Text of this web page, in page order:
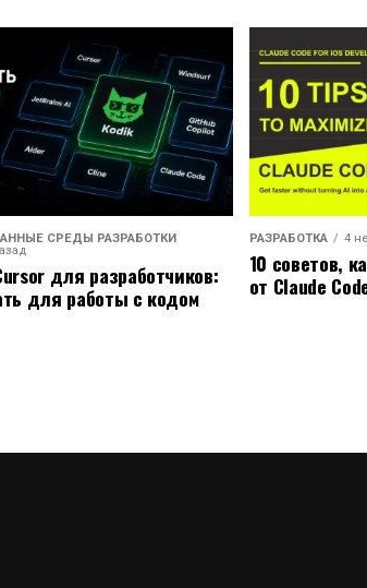
СРЕДЫ РАЗРАБОТКИ
для разработчиков:
для работы с кодом
РАЗРАБОТКА 4
10 советов,
от Claude